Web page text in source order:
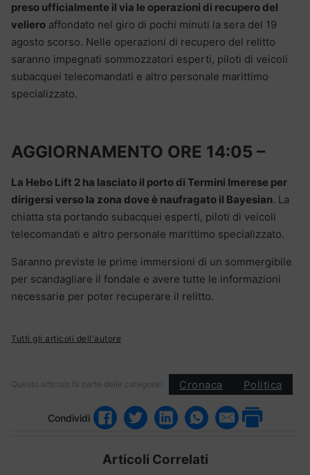
preso ufficialmente il via le operazioni di recupero del
veliero affondato nel giro di pochi minuti la sera del 19
agosto scorso. Nelle operazioni di recupero del relitto
saranno impegnati sommozzatori esperti, piloti di veicoli
subacquei telecomandati e altro personale marittimo
specializzato.
AGGIORNAMENTO ORE 14:05 –
La Hebo Lift 2 ha lasciato il porto di Termini Imerese per
dirigersi verso la zona dove è naufragato il Bayesian. La
chiatta sta portando subacquei esperti, piloti di veicoli
telecomandati e altro personale marittimo specializzato.
Saranno previste le prime immersioni di un sommergibile
per scandagliare il fondale e avere tutte le informazioni
necessarie per poter recuperare il relitto.
Tutti gli articoli dell'autore
Questo articolo fa parte delle categorie: Cronaca Politica
Condividi
Articoli Correlati